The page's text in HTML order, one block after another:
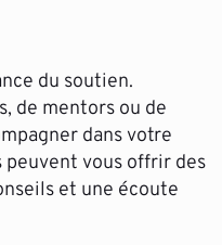
du soutien.
de mentors ou de
dans votre
peuvent vous offrir des
et une écoute